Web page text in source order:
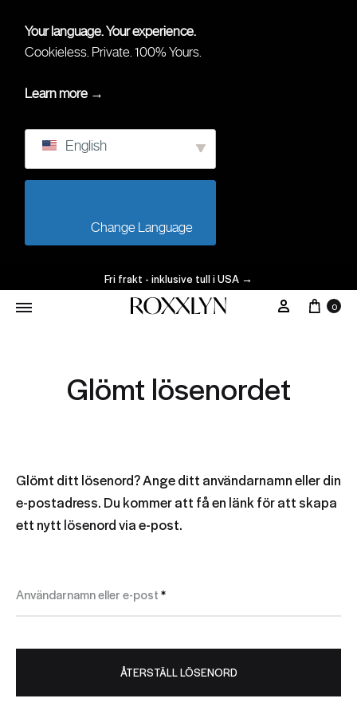
Your language. Your experience.
Cookieless. Private. 100% Yours.
Learn more →
English
Fri frakt - inklusive tull i USA →
Mitt Konto
Vagn
0
Glömt lösenordet
Glömt ditt lösenord? Ange ditt användarnamn eller din
e-postadress. Du kommer att få en länk för att skapa
ett nytt lösenord via e-post.
Användarnamn eller e-post*Obligatoriskt
ÅTERSTÄLL LÖSENORD